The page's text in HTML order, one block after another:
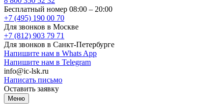
Бесплатный номер 08:00 – 20:00
+7 (495) 190 00 70
Для звонков в Москве
+7 (812) 903 79 71
Для звонков в Санкт-Петербурге
Напишите нам в Whats App
Напишите нам в Telegram
info@ic-lsk.ru
Написать письмо
Оставить заявку
Меню